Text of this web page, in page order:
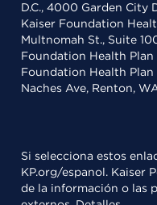
D.C., 4000 Garden City
Kaiser Foundation
Multnomah St., Suite
Foundation Health
Foundation Health Plan
Naches Ave, Renton,
Si selecciona estos
KP.org/espanol. Kaiser
de la información o las